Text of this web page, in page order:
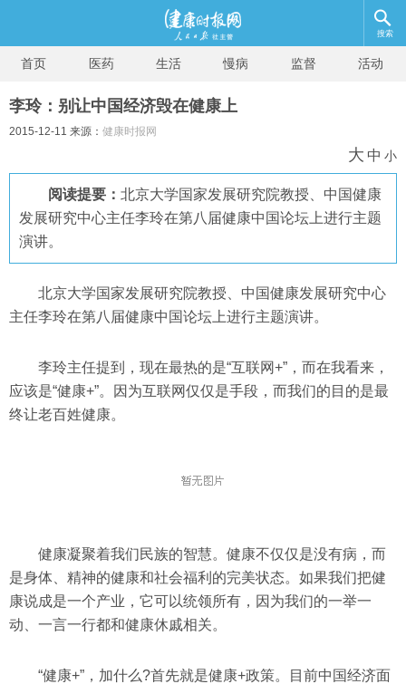
搜索
首页 医药 生活 慢病 监督 活动
李玲：别让中国经济毁在健康上
2015-12-11 来源： 健康时报网
大 中 小
阅读提要： 北京大学国家发展研究院教授、中国健康
发展研究中心主任李玲在第八届健康中国论坛上进行主题
演讲。
北京大学国家发展研究院教授、中国健康发展研究中心
主任李玲在第八届健康中国论坛上进行主题演讲。
李玲主任提到，现在最热的是“互联网+”，而在我看来，
应该是“健康+”。因为互联网仅仅是手段，而我们的目的是最
终让老百姓健康。
健康凝聚着我们民族的智慧。健康不仅仅是没有病，而
是身体、精神的健康和社会福利的完美状态。如果我们把健
康说成是一个产业，它可以统领所有，因为我们的一举一
动、一言一行都和健康休戚相关。
“健康+”，加什么?首先就是健康+政策。目前中国经济面